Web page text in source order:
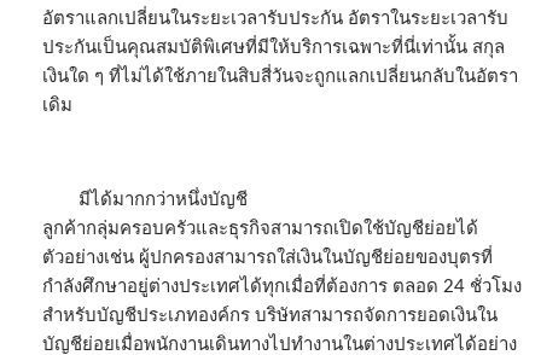
อัตราแลกเปลี่ยนในระยะเวลารับประกัน อัตราในระยะเวลารับ
ประกันเป็นคุณสมบัติพิเศษที่มีให้บริการเฉพาะที่นี่เท่านั้น สกุล
เงินใด ๆ ที่ไม่ได้ใช้ภายในสิบสี่วันจะถูกแลกเปลี่ยนกลับในอัตรา
เดิม
มีได้มากกว่าหนึ่งบัญชี
ลูกค้ากลุ่มครอบครัวและธุรกิจสามารถเปิดใช้บัญชีย่อยได้
ตัวอย่างเช่น ผู้ปกครองสามารถใส่เงินในบัญชีย่อยของบุตรที่
กำลังศึกษาอยู่ต่างประเทศได้ทุกเมื่อที่ต้องการ ตลอด 24 ชั่วโมง
สำหรับบัญชีประเภทองค์กร บริษัทสามารถจัดการยอดเงินใน
บัญชีย่อยเมื่อพนักงานเดินทางไปทำงานในต่างประเทศได้อย่าง